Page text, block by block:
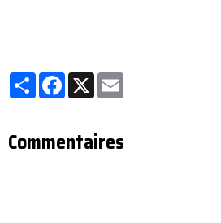
Partager
Facebook
X
Commentaires